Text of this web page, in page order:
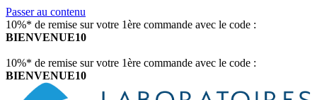
Passer au contenu
10%* de remise sur votre 1ère commande avec le code :
BIENVENUE10
10%* de remise sur votre 1ère commande avec le code :
BIENVENUE10